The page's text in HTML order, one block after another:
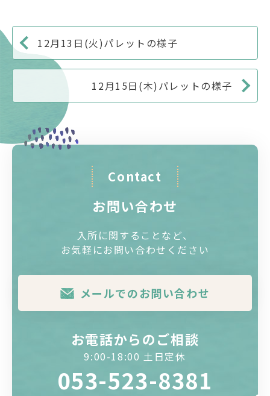
12月13日(火)パレットの様子
12月15日(木)パレットの様子
Contact
お問い合わせ
入所に関することなど、
お気軽にお問い合わせください
メールでのお問い合わせ
お電話からのご相談
9:00-18:00 土日定休
053-523-8381